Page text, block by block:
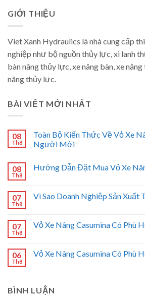
GIỚI THIỆU
Viet Xanh Hydraulics là nhà cung cấp
nghiệp như bộ nguồn thủy lực, xi lanh
bàn nâng thủy lực, xe nâng bàn, xe nâng
nâng thủy lực.
BÀI VIẾT MỚI NHẤT
08
Th8
Toàn Bộ Kiến Thức Về Vỏ Xe
Người Mới
08
Th8
Hướng Dẫn Đặt Mua Vỏ Xe
07
Th8
Vì Sao Doanh Nghiệp Sản Xuất
07
Th8
Vỏ Xe Nâng Casumina Có Phù
06
Th8
Vỏ Xe Nâng Casumina Có Phù
BÌNH LUẬN